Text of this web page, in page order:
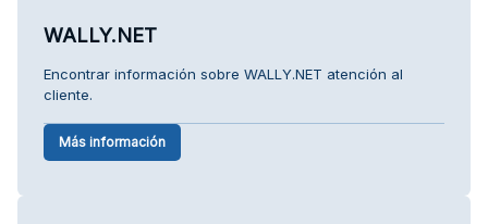
WALLY.NET
Encontrar información sobre WALLY.NET atención al
cliente.
Más información